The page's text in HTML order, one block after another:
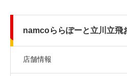
namcoららぽーと立川立飛
店舗情報